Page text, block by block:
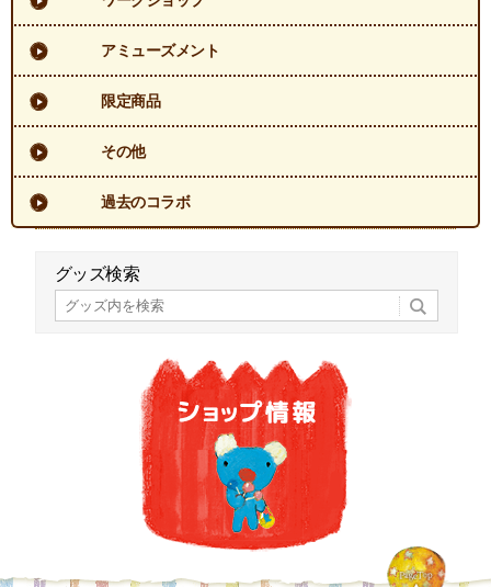
アミューズメント
限定商品
その他
過去のコラボ
グッズ検索